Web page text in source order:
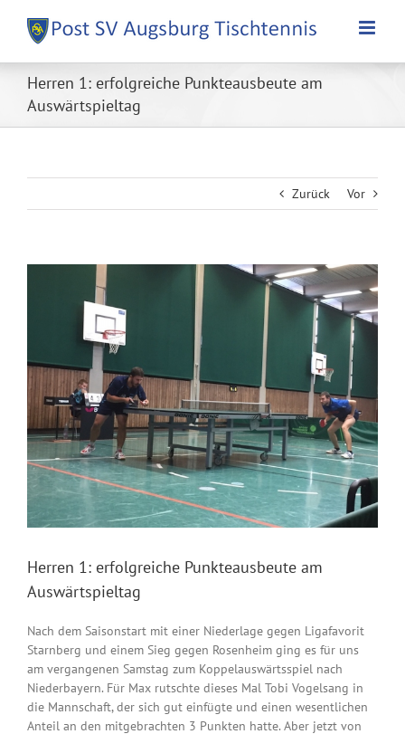
Inhalt
springen
Herren 1: erfolgreiche Punkteausbeute am
Auswärtspieltag
Zurück Vor
Herren 1: erfolgreiche Punkteausbeute am
Auswärtspieltag
Nach dem Saisonstart mit einer Niederlage gegen Ligafavorit
Starnberg und einem Sieg gegen Rosenheim ging es für uns
am vergangenen Samstag zum Koppelauswärtsspiel nach
Niederbayern. Für Max rutschte dieses Mal Tobi Vogelsang in
die Mannschaft, der sich gut einfügte und einen wesentlichen
Anteil an den mitgebrachten 3 Punkten hatte. Aber jetzt von